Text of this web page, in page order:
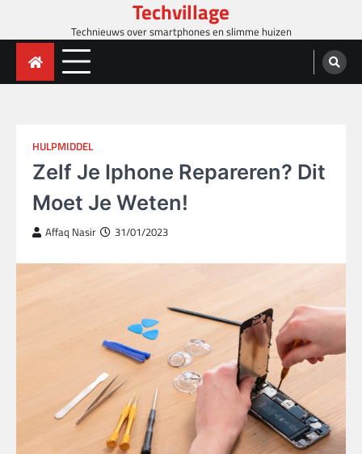
content
Techvillage
Technieuws over smartphones en slimme huizen
HULPMIDDEL
Zelf Je Iphone Repareren? Dit
Moet Je Weten!
Affaq Nasir 31/01/2023